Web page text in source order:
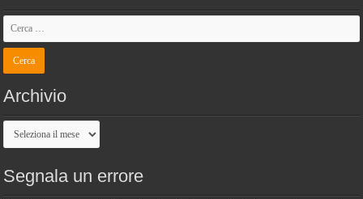
Archivio
Archivio
Segnala un errore